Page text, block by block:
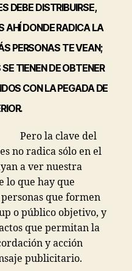
DEBE DISTRIBUIRSE,
AHÍ DONDE RADICA LA
PERSONAS TE VEAN;
TIENEN DE OBTENER
CON LA PEGADA DE
Pero la clave del
no radica sólo en el
a ver nuestra
lo que hay que
que formen
o público objetivo, y
que permitan la
y acción
publicitario.